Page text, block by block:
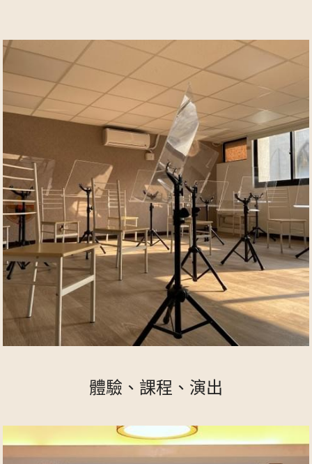
體驗、課程、演出